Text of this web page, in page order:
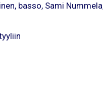
basso, Sami